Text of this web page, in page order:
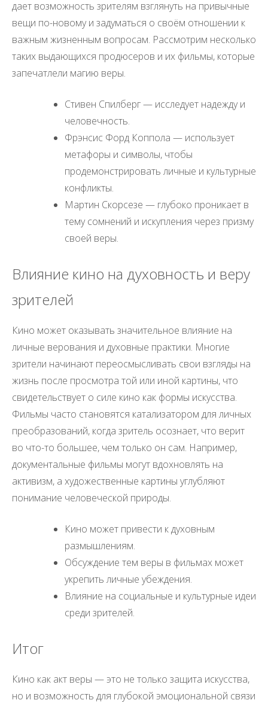
дает возможность зрителям взглянуть на привычные
вещи по-новому и задуматься о своём отношении к
важным жизненным вопросам. Рассмотрим несколько
таких выдающихся продюсеров и их фильмы, которые
запечатлели магию веры.
Стивен Спилберг — исследует надежду и
человечность.
Фрэнсис Форд Коппола — использует
метафоры и символы, чтобы
продемонстрировать личные и культурные
конфликты.
Мартин Скорсезе — глубоко проникает в
тему сомнений и искупления через призму
своей веры.
Влияние кино на духовность и веру
зрителей
Кино может оказывать значительное влияние на
личные верования и духовные практики. Многие
зрители начинают переосмысливать свои взгляды на
жизнь после просмотра той или иной картины, что
свидетельствует о силе кино как формы искусства.
Фильмы часто становятся катализатором для личных
преобразований, когда зритель осознает, что верит
во что-то большее, чем только он сам. Например,
документальные фильмы могут вдохновлять на
активизм, а художественные картины углубляют
понимание человеческой природы.
Кино может привести к духовным
размышлениям.
Обсуждение тем веры в фильмах может
укрепить личные убеждения.
Влияние на социальные и культурные идеи
среди зрителей.
Итог
Кино как акт веры — это не только защита искусства,
но и возможность для глубокой эмоциональной связи